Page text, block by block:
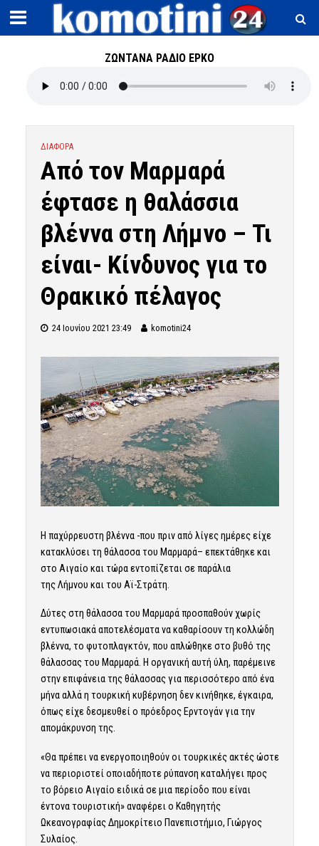
ΖΩΝΤΑΝΑ ΡΑΔΙΟ ΕΡΚΟ
ΔΙΑΦΟΡΑ
Από τον Μαρμαρά
έφτασε η θαλάσσια
βλέννα στη Λήμνο – Τι
είναι- Κίνδυνος για το
Θρακικό πέλαγος
24 Ιουνίου 2021 23:49 komotini24
Η παχύρρευστη βλέννα -που πριν από λίγες ημέρες είχε
κατακλύσει τη θάλασσα του Μαρμαρά– επεκτάθηκε και
στο Αιγαίο και τώρα εντοπίζεται σε παράλια
της Λήμνου και του Αϊ-Στράτη.
Δύτες στη θάλασσα του Μαρμαρά προσπαθούν χωρίς
εντυπωσιακά αποτελέσματα να καθαρίσουν τη κολλώδη
βλέννα, το φυτοπλαγκτόν, που απλώθηκε στο βυθό της
θάλασσας του Μαρμαρά. Η οργανική αυτή ύλη, παρέμεινε
στην επιφάνεια της θάλασσας για περισσότερο από ένα
μήνα αλλά η τουρκική κυβέρνηση δεν κινήθηκε, έγκαιρα,
όπως είχε δεσμευθεί ο πρόεδρος Ερντογάν για την
απομάκρυνση της.
«Θα πρέπει να ενεργοποιηθούν οι τουρκικές ακτές ώστε
να περιοριστεί οποιαδήποτε ρύπανση καταλήγει προς
το βόρειο Αιγαίο ειδικά σε μια περίοδο που είναι
έντονα τουριστική» αναφέρει ο Καθηγητής
Ωκεανογραφίας Δημοκρίτειο Πανεπιστήμιο, Γιώργος
Συλαίος.